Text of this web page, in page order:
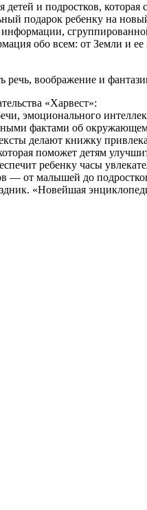
и подростков,
подарок ребенку на
обо всем: от Земли и
речь, воображение и
«Харвест»:
эмоционального
фактами об
делают книжку
поможет детям
ребенку часы
— от малышей до
«Новейшая